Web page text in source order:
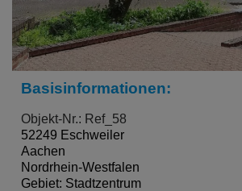
Basisinformationen:
Objekt-Nr.: Ref_58
52249 Eschweiler
Aachen
Nordrhein-Westfalen
Gebiet: Stadtzentrum